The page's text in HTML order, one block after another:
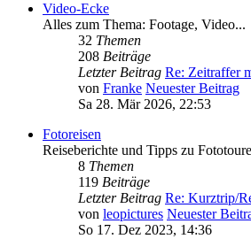
Video-Ecke
Alles zum Thema: Footage, Video...
32 Themen
208 Beiträge
Letzter Beitrag Re: Zeitraffer
von Franke Neuester Beitrag
Sa 28. Mär 2026, 22:53
Fotoreisen
Reiseberichte und Tipps zu
8 Themen
119 Beiträge
Letzter Beitrag Re: Kurztrip/
von leopictures Neuester
So 17. Dez 2023, 14:36